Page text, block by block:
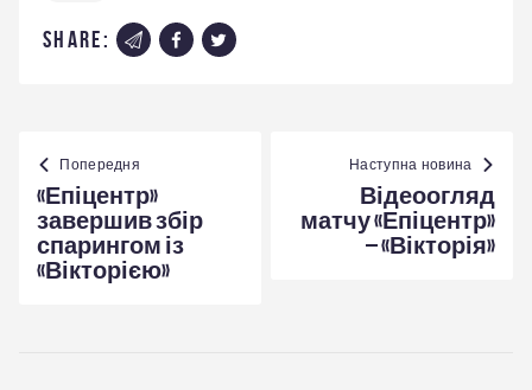
share:
Навігація
записів
Попередня
«Епіцентр»
завершив збір
спарингом із
«Вікторією»
Наступна новина
Відеоогляд
матчу «Епіцентр»
– «Вікторія»